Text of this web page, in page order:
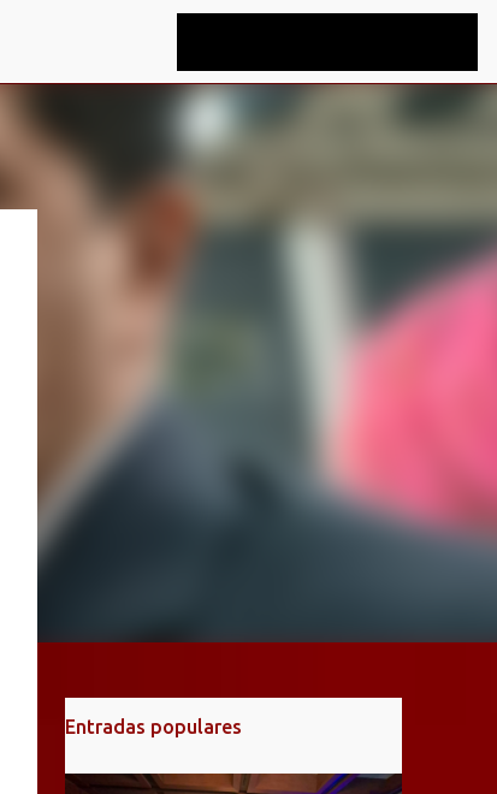
Entradas populares